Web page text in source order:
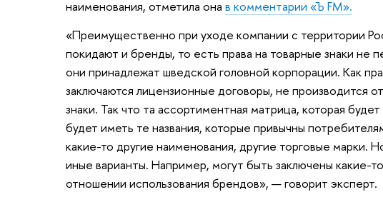
наименования, отметила она в комментарии «Ъ FM».
«Преимущественно при уходе компании с территории
покидают и бренды, то есть права на товарные знаки не
они принадлежат шведской головной корпорации. Как
заключаются лицензионные договоры, не производится
знаки. Так что та ассортиментная матрица, которая
будет иметь те названия, которые привычны
какие-то другие наименования, другие торговые марки.
иные варианты. Например, могут быть заключены какие-
отношении использования брендов», — говорит эксперт.